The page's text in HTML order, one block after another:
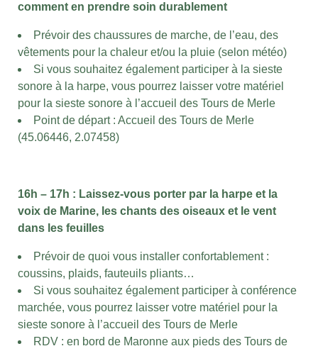
comment en prendre soin durablement
Prévoir des chaussures de marche, de l’eau, des
vêtements pour la chaleur et/ou la pluie (selon météo)
Si vous souhaitez également participer à la sieste
sonore à la harpe, vous pourrez laisser votre matériel
pour la sieste sonore à l’accueil des Tours de Merle
Point de départ : Accueil des Tours de Merle
(45.06446, 2.07458)
16h – 17h : Laissez-vous porter par la harpe et la
voix de Marine, les chants des oiseaux et le vent
dans les feuilles
Prévoir de quoi vous installer confortablement :
coussins, plaids, fauteuils pliants…
Si vous souhaitez également participer à conférence
marchée, vous pourrez laisser votre matériel pour la
sieste sonore à l’accueil des Tours de Merle
RDV : en bord de Maronne aux pieds des Tours de